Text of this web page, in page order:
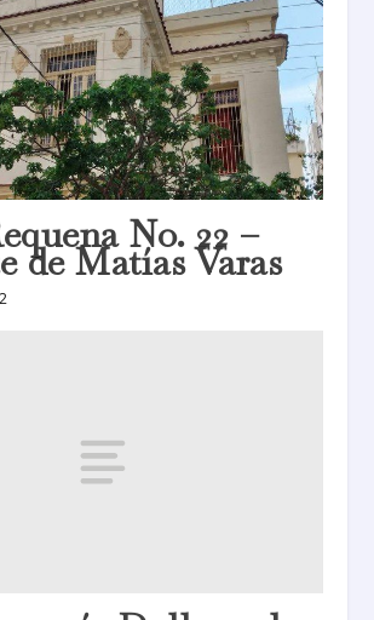
No. 22 –
de Matías Varas